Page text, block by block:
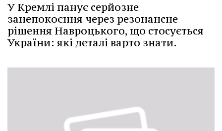
У Кремлі панує серйозне
занепокоєння через резонансне
рішення Навроцького, що стосується
України: які деталі варто знати.